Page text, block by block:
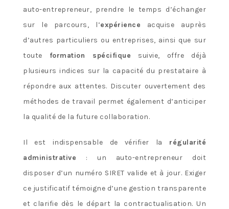
auto-entrepreneur, prendre le temps d’échanger
sur le parcours, l’expérience acquise auprès
d’autres particuliers ou entreprises, ainsi que sur
toute formation spécifique suivie, offre déjà
plusieurs indices sur la capacité du prestataire à
répondre aux attentes. Discuter ouvertement des
méthodes de travail permet également d’anticiper
la qualité de la future collaboration.
Il est indispensable de vérifier la régularité
administrative : un auto-entrepreneur doit
disposer d’un numéro SIRET valide et à jour. Exiger
ce justificatif témoigne d’une gestion transparente
et clarifie dès le départ la contractualisation. Un